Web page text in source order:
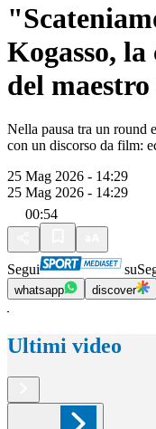
Kogasso,
del
Nella pausa tra un round
con un discorso da film:
25 Mag 2026 - 14:29
25 Mag 2026 - 14:29
00:54
Segui su
whatsapp discover
Ultimi video